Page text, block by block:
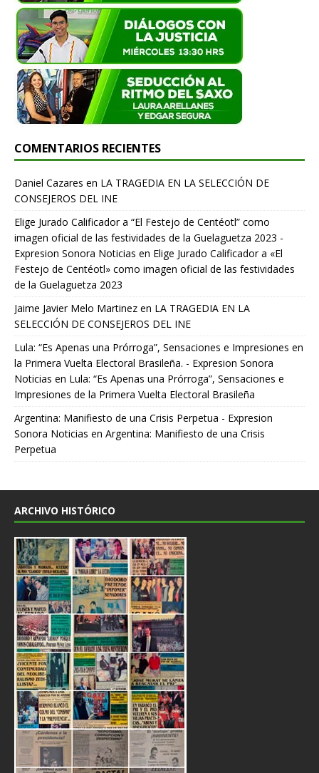
COMENTARIOS RECIENTES
Daniel Cazares en LA TRAGEDIA EN LA SELECCIÓN DE
CONSEJEROS DEL INE
Elige Jurado Calificador a “El Festejo de Centéotl” como
imagen oficial de las festividades de la Guelaguetza 2023 -
Expresion Sonora Noticias en Elige Jurado Calificador a «El
Festejo de Centéotl» como imagen oficial de las festividades
de la Guelaguetza 2023
Jaime Javier Melo Martinez en LA TRAGEDIA EN LA
SELECCIÓN DE CONSEJEROS DEL INE
Lula: “Es Apenas una Prórroga”, Sensaciones e Impresiones en
la Primera Vuelta Electoral Brasileña. - Expresion Sonora
Noticias en Lula: “Es Apenas una Prórroga”, Sensaciones e
Impresiones de la Primera Vuelta Electoral Brasileña
Argentina: Manifiesto de una Crisis Perpetua - Expresion
Sonora Noticias en Argentina: Manifiesto de una Crisis
Perpetua
ARCHIVO HISTÓRICO